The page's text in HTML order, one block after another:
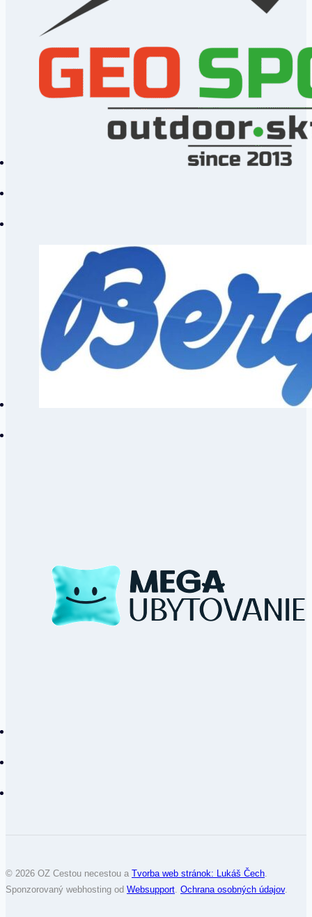
© 2026 OZ Cestou necestou a Tvorba web stránok: Lukáš Čech
Sponzorovaný webhosting od Websupport Ochrana osobných údajov.